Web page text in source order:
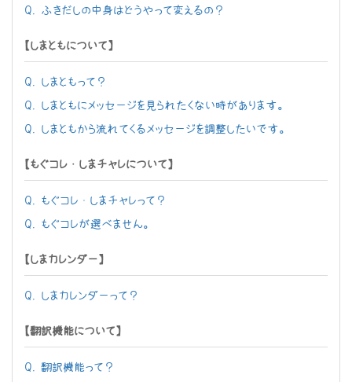
Q. ふきだしの中身はどうやって変えるの？
【しまともについて】
Q. しまともって？
Q. しまともにメッセージを見られたくない時があります。
Q. しまともから流れてくるメッセージを調整したいです。
【もぐコレ・しまチャレについて】
Q. もぐコレ・しまチャレって？
Q. もぐコレが選べません。
【しまカレンダー】
Q. しまカレンダーって？
【翻訳機能について】
Q. 翻訳機能って？